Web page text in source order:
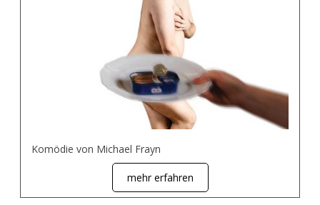
Komödie von Michael Frayn
mehr erfahren